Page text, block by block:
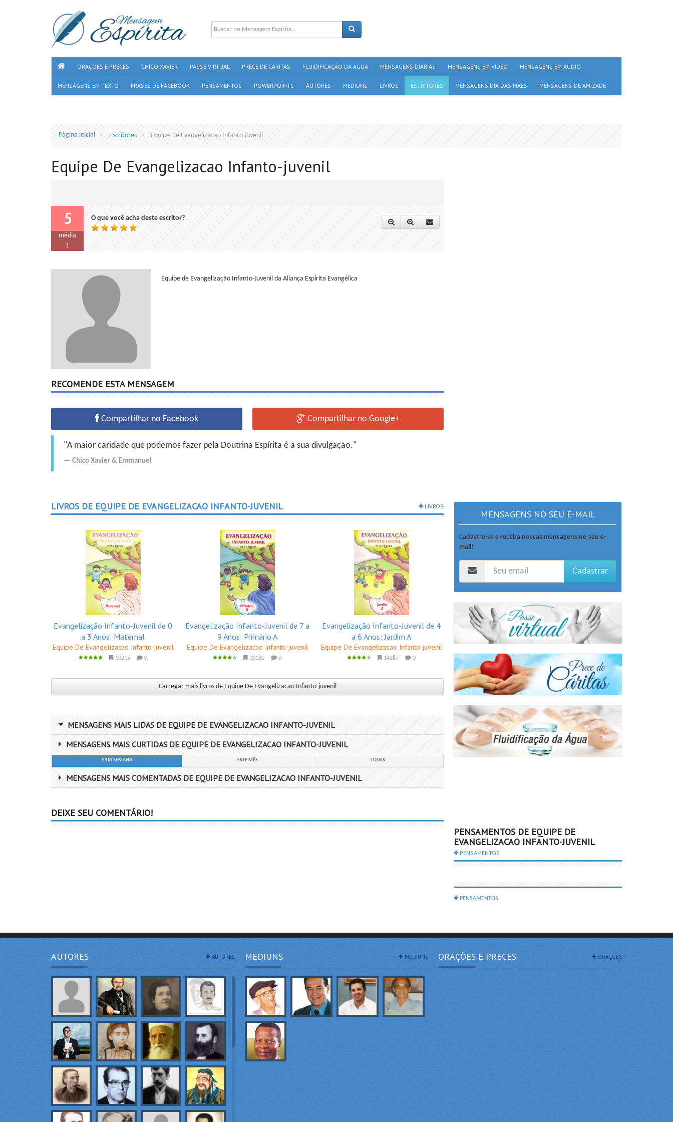
ORAÇÕES E PRECES CHICO XAVIER PASSE VIRTUAL PRECE DE CÁRITAS FLUIDIFICAÇÃO DA ÁGUA MENSAGENS DIÁRIAS MENSAGENS EM VÍDEO MENSAGENS EM ÁUDIO
MENSAGENS EM TEXTO FRASES DE FACEBOOK PENSAMENTOS POWERPOINTS AUTORES MÉDIUNS LIVROS ESCRITORES MENSAGENS DIA DAS MÃES MENSAGENS DE AMIZADE
Página inicial Escritores Equipe De Evangelizacao Infanto-juvenil
Equipe De Evangelizacao Infanto-juvenil
5
média
1
O que você acha deste escritor?
Equipe de Evangelização Infanto-Juvenil da Aliança Espírita Evangélica
RECOMENDE ESTA MENSAGEM
Compartilhar no Facebook Compartilhar no Google+
"A maior caridade que podemos fazer pela Doutrina Espírita é a sua divulgação."
Chico Xavier & Emmanuel
LIVROS DE EQUIPE DE EVANGELIZACAO INFANTO-JUVENIL LIVROS
Evangelização Infanto-Juvenil de 0
a 3 Anos: Maternal
Equipe De Evangelizacao Infanto-juvenil
10215 0
Evangelização Infanto-Juvenil de 7 a
9 Anos: Primário A
Equipe De Evangelizacao Infanto-juvenil
10120 0
Evangelização Infanto-Juvenil de 4
a 6 Anos: Jardim A
Equipe De Evangelizacao Infanto-juvenil
14287 0
Carregar mais livros de Equipe De Evangelizacao Infanto-juvenil
MENSAGENS MAIS LIDAS DE EQUIPE DE EVANGELIZACAO INFANTO-JUVENIL
MENSAGENS MAIS CURTIDAS DE EQUIPE DE EVANGELIZACAO INFANTO-JUVENIL
ESTA SEMANA ESTE MÊS TODAS
MENSAGENS MAIS COMENTADAS DE EQUIPE DE EVANGELIZACAO INFANTO-JUVENIL
DEIXE SEU COMENTÁRIO!
MENSAGENS NO SEU E-MAIL
Cadastre-se e receba nossas mensagens no seu e-
mail!
Cadastrar
PENSAMENTOS DE EQUIPE DE
EVANGELIZACAO INFANTO-JUVENIL
PENSAMENTOS
PENSAMENTOS
AUTORES AUTORES MEDIUNS MÉDIUNS ORAÇÕES E PRECES ORAÇÕES